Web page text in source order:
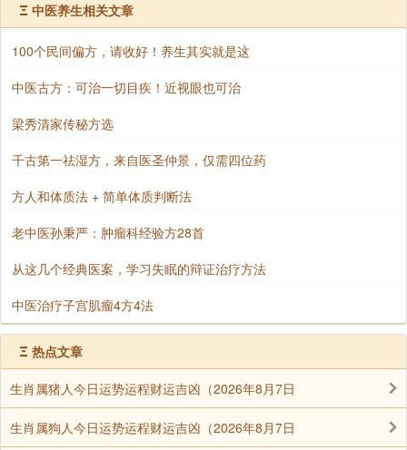
中，需要四十两银子，方可赎罪，不得以卖子赎夫，介
样一来，我的丈夫也不能出狱，我的儿子也卖了，人财
两空，我只有自杀一条路了。说罢痛哭不已。这时有些
好心人都走过来问长问短，徐良泗毫不迟疑的道：你不
能跑步，追不上，叫你也不听，所以在此等你回来。现
在银子在这里，你拿去点点数。
乞儿将银钱交出来，一声不响的走了。林太太找回失
记向人家问，就赶去向官厅赎人。当官的这才知道是卖
儿子的钱，穷苦乞丐尚且见财不昧，我们怎能昧起良心
来索取人家卖儿子的钱呢?因此良心发现，慨然的将她
丈夫放出，不要她的钱，这由于徐乞儿善举，才感动了
当官的。
林登章出狱后，知道儿子卖了，除介绍人取去三两
外，又请客送礼，花去不少，再找乞儿时，也不知道哪
Ξ 中医养生相关文章
100个民间偏方，请收好！养生其实就是这
中医古方：可治一切目疾！近视眼也可治
梁秀清家传秘方选
千古第一祛湿方，来自医圣仲景，仅需四位药
方人和体质法 + 简单体质判断法
老中医孙秉严：肿瘤科经验方28首
从这几个经典医案，学习失眠的辩证治疗方法
中医治疗子宫肌瘤4方4法
Ξ 热点文章
生肖属猪人今日运势运程财运吉凶（2026年8月7日
生肖属狗人今日运势运程财运吉凶（2026年8月7日